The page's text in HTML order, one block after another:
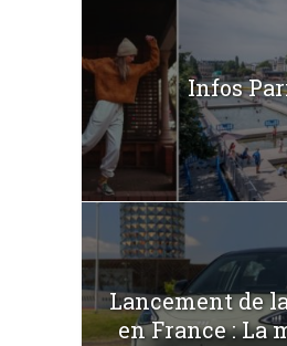
Infos
Lancement de
en France : La